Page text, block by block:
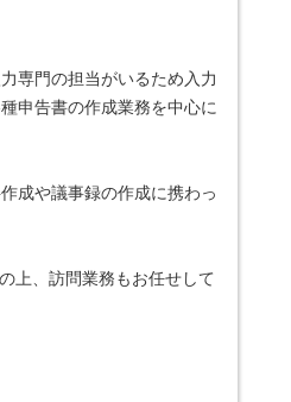
専門の担当がいるため入力
申告書の作成業務を中心に
成や議事録の作成に携わっ
上、訪問業務もお任せして